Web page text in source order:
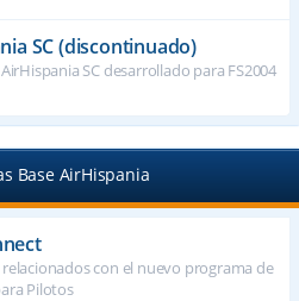
SC (discontinuado)
SC desarrollado para FS2004
Base AirHispania
con el nuevo programa de
Pilotos